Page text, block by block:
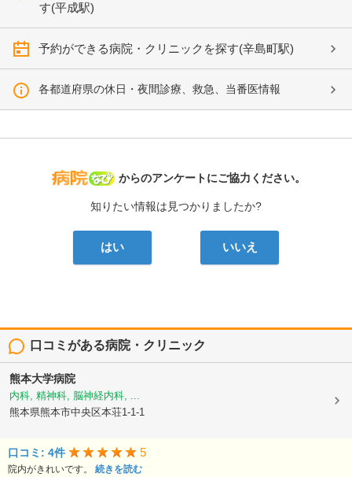
す(平成駅)
予約ができる病院・クリニックを探す(辛島町駅)
各都道府県の休日・夜間診療、救急、当番医情報
病院なび
からのアンケートにご協力ください。
知りたい情報は見つかりましたか?
はい いいえ
口コミがある病院・クリニック
熊本大学病院
内科, 精神科, 脳神経内科, ...
熊本県熊本市中央区本荘1-1-1
口コミ: 4件 5
院内がきれいです。 続きを読む